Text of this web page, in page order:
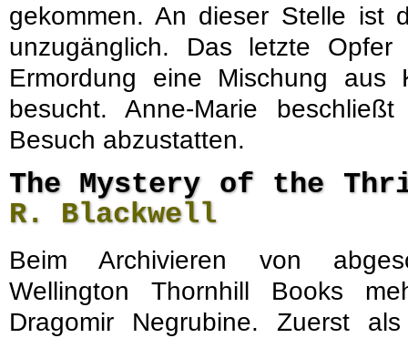
gekommen. An dieser Stelle ist
unzugänglich. Das letzte
Ermordung eine Mischung aus
besucht. Anne-Marie
Besuch abzustatten.
The Mystery of the
R. Blackwell
Beim Archivieren von
Wellington Thornhill Books
Dragomir Negrubine. Zuerst